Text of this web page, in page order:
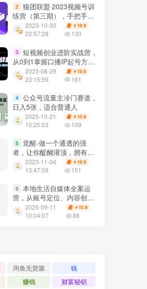
2 狼团联盟·2023视频号训
练营（第三期），手把手带
你玩转视频号
2023-10-30
22:57:28
￥ 19.9
130
3
短视频创业进阶实战营，
从0到1掌握口播IP起号方
法，让你真正赚到钱
2023-08-29
23:15:59
￥ 19.9
161
4 公众号流量主冷门赛道，
日入5张，适合普通人
2025-10-21
10:25:53
￥ 15.9
109
5 觉醒-做一个通透的强
者，让你醍醐灌顶，拥有通
透人生的觉醒开悟课，掌握
强大的秘密！
2023-11-04
13:47:09
￥ 19.9
151
6 本地生活自媒体全案运
营，从账号定位、内容创作
到流量变现与商家合作实战
课
2025-09-11
10:04:07
￥ 15.9
88
闲鱼无货源
钱
赚钱
财富秘钥